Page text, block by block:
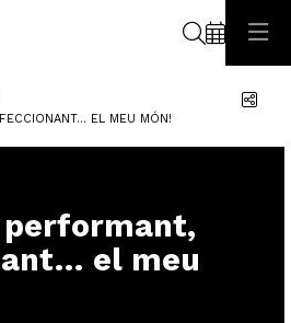
EL MEU MÓN!
el meu